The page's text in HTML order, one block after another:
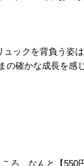
ックを背負う姿
の確かな成長を感
ろ、なんと【550